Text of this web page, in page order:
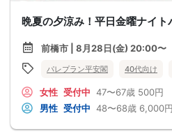
晩夏の夕涼み！平日金曜ナイト
前橋市 | 8月28日(金) 20:00〜
パレプラン平安閣 40代向け
女性 受付中 47〜67歳 500円
男性 受付中 48〜68歳 6,000円